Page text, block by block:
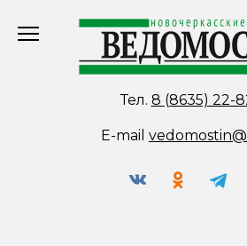
Тел. 8 (8635) 22-
E-mail